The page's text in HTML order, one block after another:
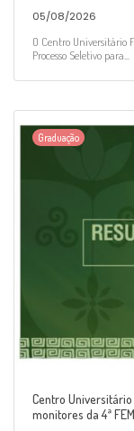
05/08/2026
O Centro Universitário
Processo Seletivo para...
Graduação
Centro
monitores da 4ª